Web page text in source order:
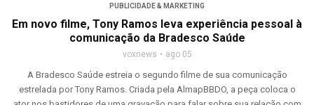
PUBLICIDADE & MARKETING
Em novo filme, Tony Ramos leva experiência pessoal à
comunicação da Bradesco Saúde
voxnews ago 05
A Bradesco Saúde estreia o segundo filme de sua comunicação
estrelada por Tony Ramos. Criada pela AlmapBBDO, a peça coloca o